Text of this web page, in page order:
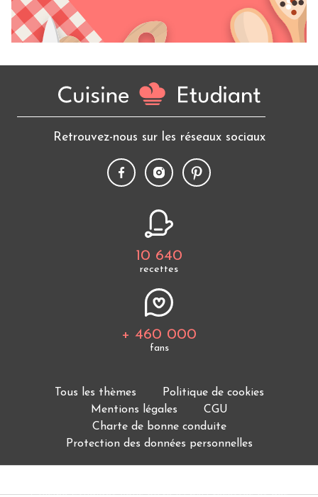
Retrouvez-nous sur les réseaux sociaux
10 640
recettes
+ 460 000
fans
Tous les thèmes
Politique de cookies
Mentions légales
CGU
Charte de bonne conduite
Protection des données personnelles